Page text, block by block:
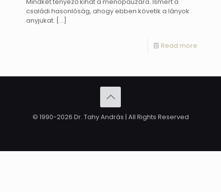
családi hasonlóság, ahogy ebben követik a lányok
anyjukat. […]
Read more
© 1990-2026 Dr. Tahy András | All Rights Reserved